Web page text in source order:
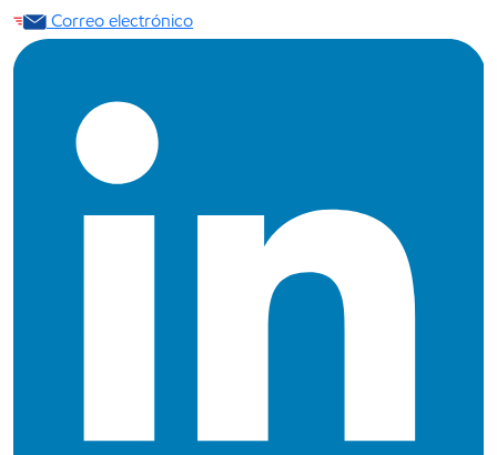
Correo electrónico